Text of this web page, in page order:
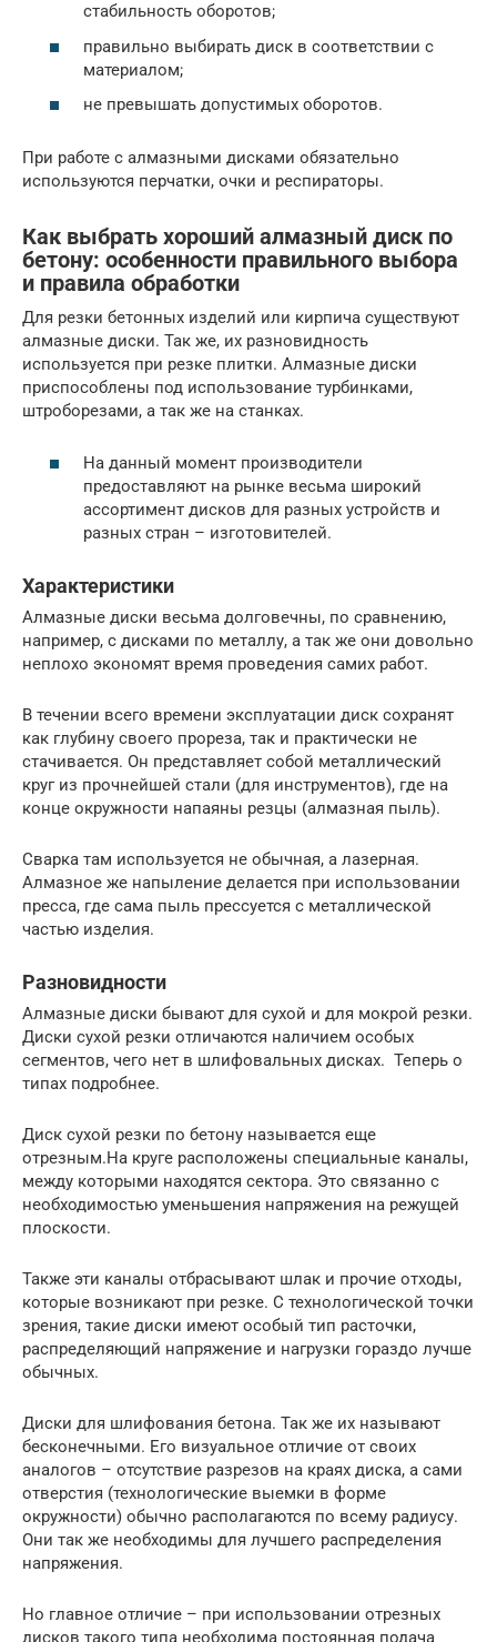
стабильность оборотов;
правильно выбирать диск в соответствии с
материалом;
не превышать допустимых оборотов.
При работе с алмазными дисками обязательно
используются перчатки, очки и респираторы.
Как выбрать хороший алмазный диск по
бетону: особенности правильного выбора
и правила обработки
Для резки бетонных изделий или кирпича существуют
алмазные диски. Так же, их разновидность
используется при резке плитки. Алмазные диски
приспособлены под использование турбинками,
штроборезами, а так же на станках.
На данный момент производители
предоставляют на рынке весьма широкий
ассортимент дисков для разных устройств и
разных стран – изготовителей.
Характеристики
Алмазные диски весьма долговечны, по сравнению,
например, с дисками по металлу, а так же они довольно
неплохо экономят время проведения самих работ.
В течении всего времени эксплуатации диск сохранят
как глубину своего прореза, так и практически не
стачивается. Он представляет собой металлический
круг из прочнейшей стали (для инструментов), где на
конце окружности напаяны резцы (алмазная пыль).
Сварка там используется не обычная, а лазерная.
Алмазное же напыление делается при использовании
пресса, где сама пыль прессуется с металлической
частью изделия.
Разновидности
Алмазные диски бывают для сухой и для мокрой резки.
Диски сухой резки отличаются наличием особых
сегментов, чего нет в шлифовальных дисках. Теперь о
типах подробнее.
Диск сухой резки по бетону называется еще
отрезным.На круге расположены специальные каналы,
между которыми находятся сектора. Это связанно с
необходимостью уменьшения напряжения на режущей
плоскости.
Также эти каналы отбрасывают шлак и прочие отходы,
которые возникают при резке. С технологической точки
зрения, такие диски имеют особый тип расточки,
распределяющий напряжение и нагрузки гораздо лучше
обычных.
Диски для шлифования бетона. Так же их называют
бесконечными. Его визуальное отличие от своих
аналогов – отсутствие разрезов на краях диска, а сами
отверстия (технологические выемки в форме
окружности) обычно располагаются по всему радиусу.
Они так же необходимы для лучшего распределения
напряжения.
Но главное отличие – при использовании отрезных
дисков такого типа необходима постоянная подача